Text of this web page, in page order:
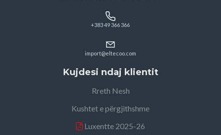
+383 49 366 366
import@eltecoo.com
Kujdesi ndaj klientit
Rreth Nesh
Kushtet e përgjithshme
Luxentte 2025-26